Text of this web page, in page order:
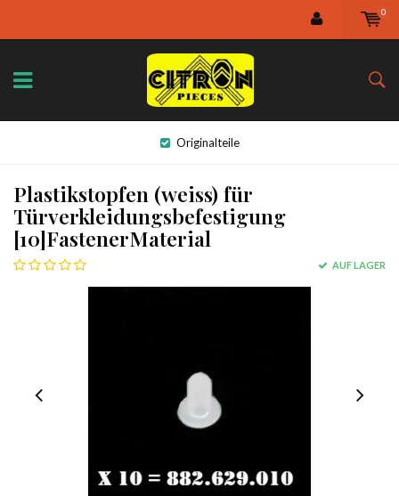
0
Originalteile
Plastikstopfen (weiss) für
Türverkleidungsbefestigung
[10]FastenerMaterial
AUF LAGER